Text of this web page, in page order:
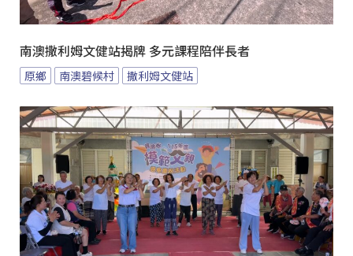
南澳撒利姆文健站揭牌 多元課程陪伴長者
原鄉 南澳碧候村 撒利姆文健站